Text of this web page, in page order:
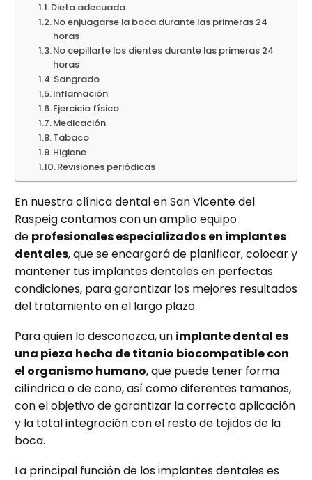
Dieta adecuada
No enjuagarse la boca durante las primeras 24
horas
No cepillarte los dientes durante las primeras 24
horas
Sangrado
Inflamación
Ejercicio físico
Medicación
Tabaco
Higiene
Revisiones periódicas
En nuestra clínica dental en San Vicente del
Raspeig contamos con un amplio equipo
de profesionales especializados en implantes
dentales, que se encargará de planificar, colocar y
mantener tus implantes dentales en perfectas
condiciones, para garantizar los mejores resultados
del tratamiento en el largo plazo.
Para quien lo desconozca, un implante dental es
una pieza hecha de titanio biocompatible con
el organismo humano, que puede tener forma
cilíndrica o de cono, así como diferentes tamaños,
con el objetivo de garantizar la correcta aplicación
y la total integración con el resto de tejidos de la
boca.
La principal función de los implantes dentales es